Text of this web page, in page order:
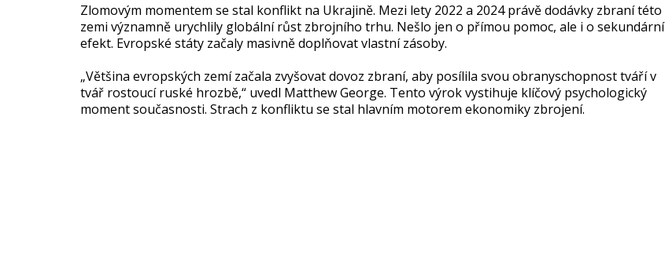
Zlomovým momentem se stal konflikt na Ukrajině. Mezi lety 2022 a 2024 právě dodávky zbraní této
zemi významně urychlily globální růst zbrojního trhu. Nešlo jen o přímou pomoc, ale i o sekundární
efekt. Evropské státy začaly masivně doplňovat vlastní zásoby.
„Většina evropských zemí začala zvyšovat dovoz zbraní, aby posílila svou obranyschopnost tváří v
tvář rostoucí ruské hrozbě,“ uvedl Matthew George. Tento výrok vystihuje klíčový psychologický
moment současnosti. Strach z konfliktu se stal hlavním motorem ekonomiky zbrojení.